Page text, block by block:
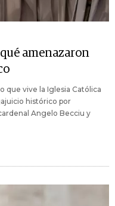
amenazaron
que vive la Iglesia Católica
histórico por
Angelo Becciu y